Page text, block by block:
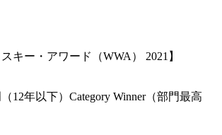
キー・アワード（WWA） 2021】
12年以下）Category Winner（部門最高